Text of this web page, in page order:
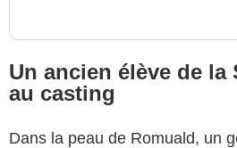
Un ancien élève de la
au casting
Dans la peau de Romuald, un